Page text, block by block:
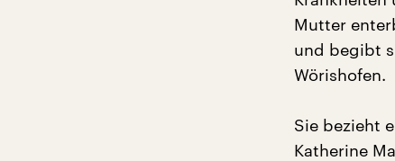
Mutter
und begibt
Wörishofen.
Sie bezieht
Katherine